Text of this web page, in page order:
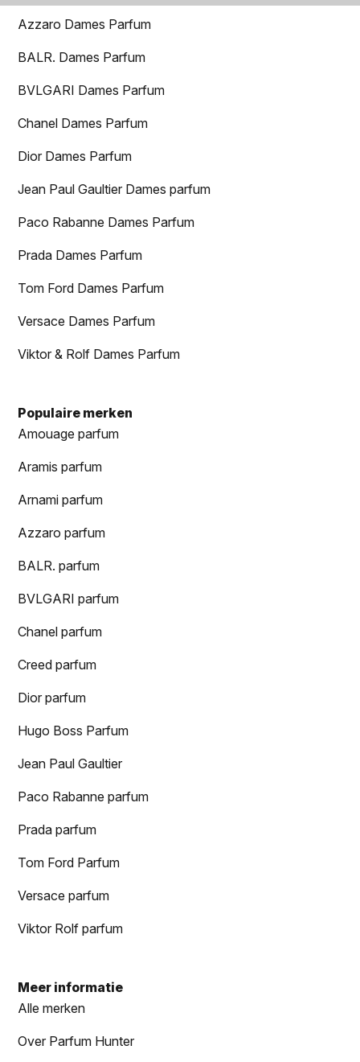
Azzaro Dames Parfum
BALR. Dames Parfum
BVLGARI Dames Parfum
Chanel Dames Parfum
Dior Dames Parfum
Jean Paul Gaultier Dames parfum
Paco Rabanne Dames Parfum
Prada Dames Parfum
Tom Ford Dames Parfum
Versace Dames Parfum
Viktor & Rolf Dames Parfum
Populaire merken
Amouage parfum
Aramis parfum
Arnami parfum
Azzaro parfum
BALR. parfum
BVLGARI parfum
Chanel parfum
Creed parfum
Dior parfum
Hugo Boss Parfum
Jean Paul Gaultier
Paco Rabanne parfum
Prada parfum
Tom Ford Parfum
Versace parfum
Viktor Rolf parfum
Meer informatie
Alle merken
Over Parfum Hunter